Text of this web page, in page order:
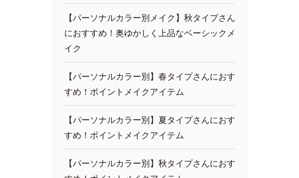
【パーソナルカラー別メイク】秋タイプさん
におすすめ！奥ゆかしく上品なベーシックメ
イク
【パーソナルカラー別】春タイプさんにおす
すめ！ポイントメイクアイテム
【パーソナルカラー別】夏タイプさんにおす
すめ！ポイントメイクアイテム
【パーソナルカラー別】秋タイプさんにおす